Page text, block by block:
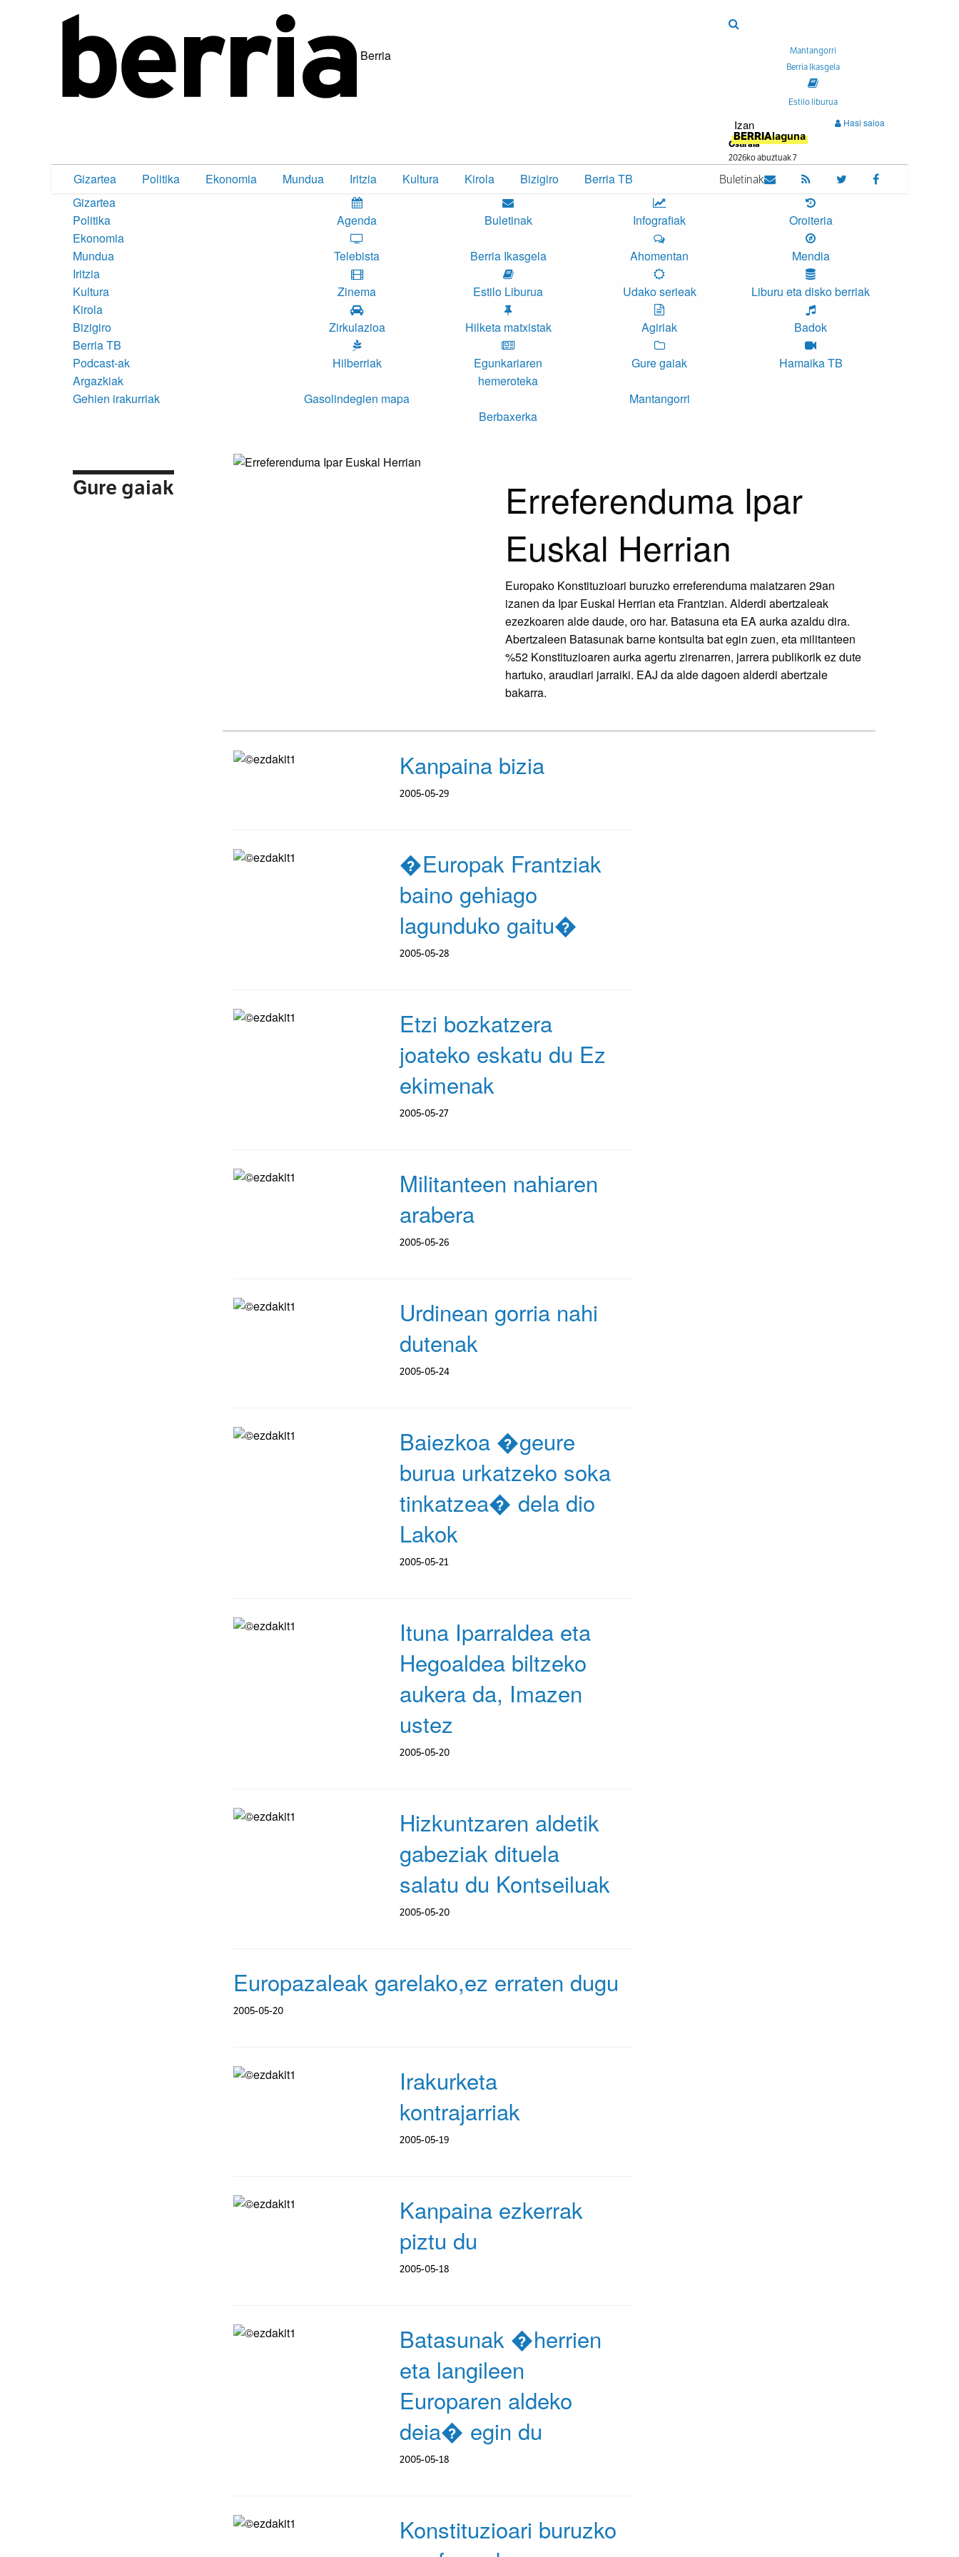
Berria
Mantangorri
Berria Ikasgela
Estilo liburua
Izan
BERRIAlaguna
Hasi saioa
Ostirala
2026ko abuztuak 7
Gizartea Politika Ekonomia Mundua Iritzia Kultura Kirola Bizigiro Berria TB Buletinak
Gizartea
Politika
Ekonomia
Mundua
Iritzia
Kultura
Kirola
Bizigiro
Berria TB
Podcast-ak
Argazkiak
Gehien irakurriak
Agenda
Telebista
Zinema
Zirkulazioa
Hilberriak
Gasolindegien mapa
Buletinak
Berria Ikasgela
Estilo Liburua
Hilketa matxistak
Egunkariaren
hemeroteka
Berbaxerka
Infografiak
Ahomentan
Udako serieak
Agiriak
Gure gaiak
Mantangorri
Oroiteria
Mendia
Liburu eta disko berriak
Badok
Hamaika TB
Gure gaiak
Erreferenduma Ipar
Euskal Herrian
Europako Konstituzioari buruzko erreferenduma maiatzaren 29an
izanen da Ipar Euskal Herrian eta Frantzian. Alderdi abertzaleak
ezezkoaren alde daude, oro har. Batasuna eta EA aurka azaldu dira.
Abertzaleen Batasunak barne kontsulta bat egin zuen, eta militanteen
%52 Konstituzioaren aurka agertu zirenarren, jarrera publikorik ez dute
hartuko, araudiari jarraiki. EAJ da alde dagoen alderdi abertzale
bakarra.
Kanpaina bizia
2005-05-29
�Europak Frantziak
baino gehiago
lagunduko gaitu�
2005-05-28
Etzi bozkatzera
joateko eskatu du Ez
ekimenak
2005-05-27
Militanteen nahiaren
arabera
2005-05-26
Urdinean gorria nahi
dutenak
2005-05-24
Baiezkoa �geure
burua urkatzeko soka
tinkatzea� dela dio
Lakok
2005-05-21
Ituna Iparraldea eta
Hegoaldea biltzeko
aukera da, Imazen
ustez
2005-05-20
Hizkuntzaren aldetik
gabeziak dituela
salatu du Kontseiluak
2005-05-20
Europazaleak garelako,ez erraten dugu
2005-05-20
Irakurketa
kontrajarriak
2005-05-19
Kanpaina ezkerrak
piztu du
2005-05-18
Batasunak �herrien
eta langileen
Europaren aldeko
deia� egin du
2005-05-18
Konstituzioari buruzko